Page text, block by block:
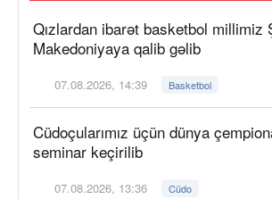
Qızlardan ibarət basketbol millimiz
Makedoniyaya qalib gəlib
07.08.2026, 14:39 Basketbol
Cüdoçularımız üçün dünya
seminar keçirilib
07.08.2026, 13:36 Cüdo